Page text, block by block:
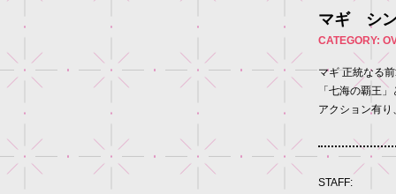
マギ シン
CATEGORY:
マギ 正統なる
「七海の覇王
アクション有
STAFF: